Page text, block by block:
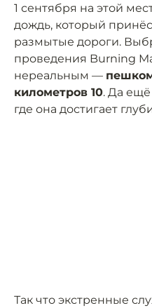
1 сентября на этой
дождь, который принёс
размытые дороги.
проведения Burning
нереальным —
километров 10. Да ещё
где она достигает
Так что экстренные